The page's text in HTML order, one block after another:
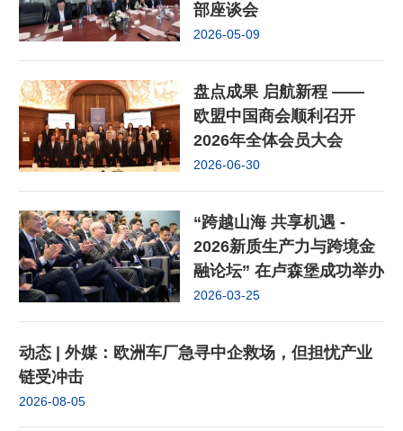
部座谈会
2026-05-09
盘点成果 启航新程 ——
欧盟中国商会顺利召开
2026年全体会员大会
2026-06-30
“跨越山海 共享机遇 -
2026新质生产力与跨境金
融论坛” 在卢森堡成功举办
2026-03-25
动态 | 外媒：欧洲车厂急寻中企救场，但担忧产业
链受冲击
2026-08-05